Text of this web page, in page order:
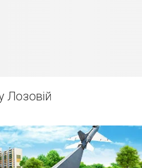
Лозовій